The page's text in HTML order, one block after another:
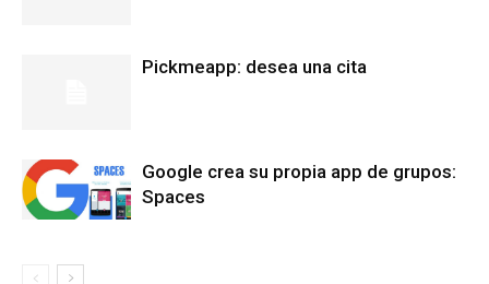
Pickmeapp: desea una cita
Google crea su propia app de grupos:
Spaces